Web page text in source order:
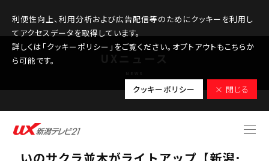
利便性向上、利用分析および広告配信等のためにクッキーを利用し
てアクセスデータを取得しています。
詳しくは「クッキーポリシー」をご覧ください。オプトアウトもこちらか
ら可能です。
クッキーポリシー × 閉じる
2026.04.09
【中継｜分水駅】電車と共演！ホーム沿